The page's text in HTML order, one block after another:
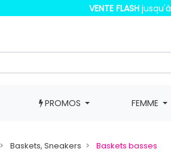
VENTE FLASH jusqu'à
PROMOS FEMME
Baskets, Sneakers Baskets basses